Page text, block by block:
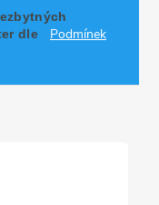
dle
Podmínek